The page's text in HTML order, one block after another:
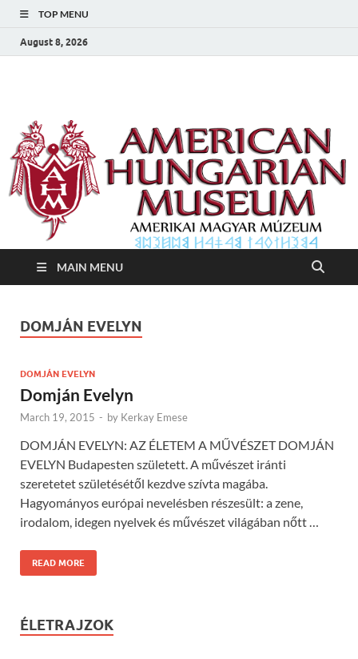
TOP MENU
August 8, 2026
Amerikai Magyar
Múzeum
MAIN MENU
DOMJÁN EVELYN
DOMJÁN EVELYN
Domján Evelyn
March 19, 2015 - by Kerkay Emese
DOMJÁN EVELYN: AZ ÉLETEM A MŰVÉSZET DOMJÁN
EVELYN Budapesten született. A művészet iránti
szeretetet születésétől kezdve szívta magába.
Hagyományos európai nevelésben részesült: a zene,
irodalom, idegen nyelvek és művészet világában nőtt …
READ MORE
ÉLETRAJZOK